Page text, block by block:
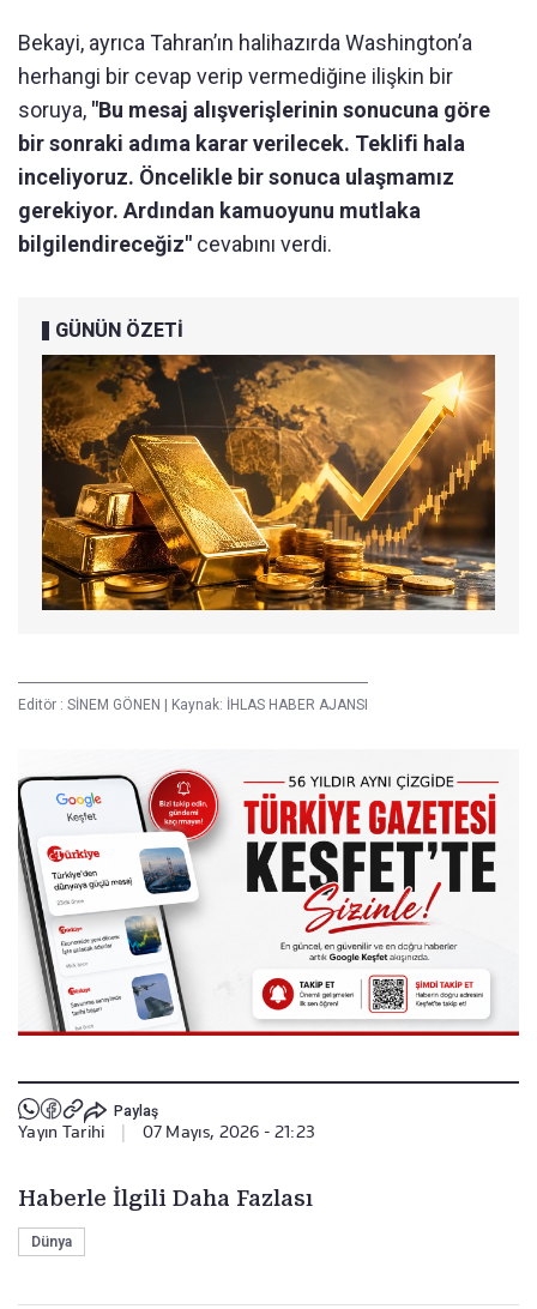
Bekayi, ayrıca Tahran’ın halihazırda Washington’a
herhangi bir cevap verip vermediğine ilişkin bir
soruya, "Bu mesaj alışverişlerinin sonucuna göre
bir sonraki adıma karar verilecek. Teklifi hala
inceliyoruz. Öncelikle bir sonuca ulaşmamız
gerekiyor. Ardından kamuoyunu mutlaka
bilgilendireceğiz" cevabını verdi.
GÜNÜN ÖZETİ
Editör : SİNEM GÖNEN | Kaynak: İHLAS HABER AJANSI
Paylaş
Yayın Tarihi 07 Mayıs, 2026 - 21:23
Haberle İlgili Daha Fazlası
Dünya